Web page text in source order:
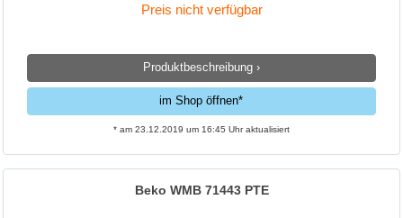
Preis nicht verfügbar
Produktbeschreibung ›
im Shop öffnen*
* am 23.12.2019 um 16:45 Uhr aktualisiert
Beko WMB 71443 PTE